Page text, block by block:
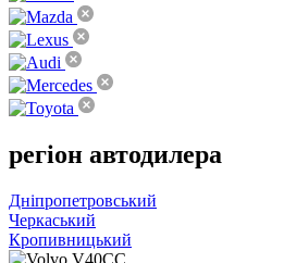
регіон автодилера
Дніпропетровський
Черкаський
Кропивницький